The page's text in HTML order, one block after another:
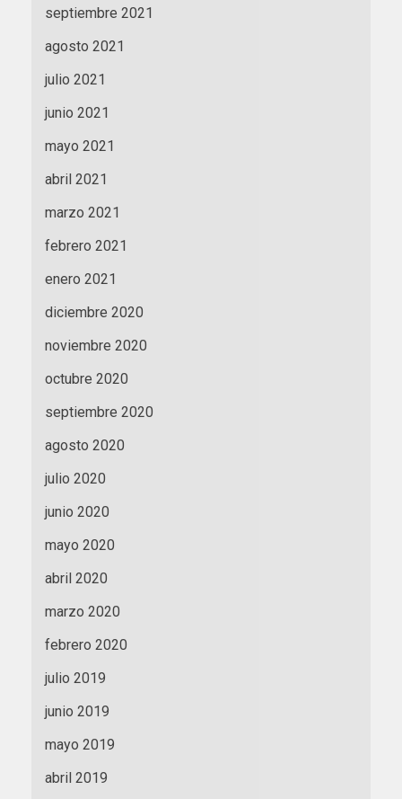
septiembre 2021
agosto 2021
julio 2021
junio 2021
mayo 2021
abril 2021
marzo 2021
febrero 2021
enero 2021
diciembre 2020
noviembre 2020
octubre 2020
septiembre 2020
agosto 2020
julio 2020
junio 2020
mayo 2020
abril 2020
marzo 2020
febrero 2020
julio 2019
junio 2019
mayo 2019
abril 2019